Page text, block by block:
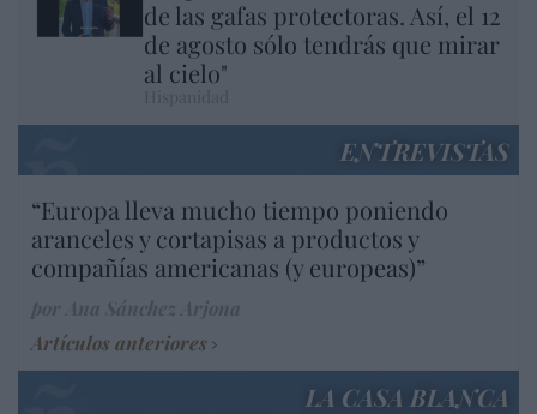
de las gafas protectoras. Así, el 12
de agosto sólo tendrás que mirar
al cielo"
ENTREVISTAS
“Europa lleva mucho tiempo poniendo
aranceles y cortapisas a productos y
compañías americanas (y europeas)”
Artículos anteriores
LA CASA BLANCA